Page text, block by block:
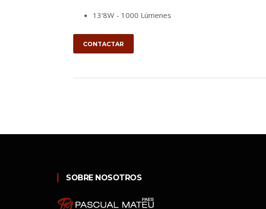
13'8W - 1000 Lúmenes
CONTACTAR
SOBRE NOSOTROS